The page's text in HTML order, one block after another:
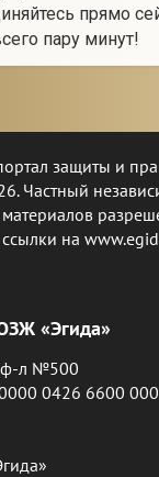
прямо
пару минут!
защиты и
Частный
на
«Эгида»
ф-л №500
0426 6600